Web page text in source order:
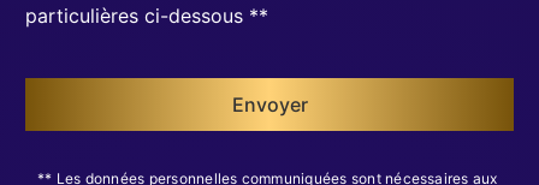
particulières ci-dessous **
Envoyer
** Les données personnelles communiquées sont nécessaires aux